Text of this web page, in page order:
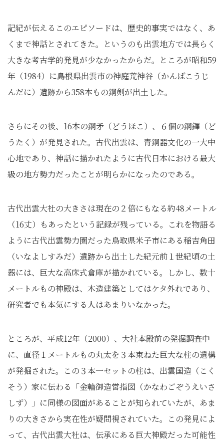
記紀が伝えるこのエピソードは、歴史的事実ではなく、あ
くまで神話とされてきた。というのも出雲地方では長らく
大きな考古学的発見が少なかったからだ。ところが昭和59
年（1984）に島根県出雲市の神庭荒神谷（かんばこうじ
んだに）遺跡から358本もの銅剣が出土した。
さらにその後、16本の銅矛（どうほこ）、６個の銅鐸（ど
うたく）が発見された。古代出雲は、青銅器文化の一大中
心地であり、神話に描かれたように古代日本における最大
級の地方勢力だったことが明らかになったのである。
古代出雲大社の大きさは現在の２倍にもなる約48メートル
（16丈）もあったという記録が残っている。これを物語る
ように古代出雲勢力圏だった鳥取県米子市にある稲吉角田
（いなよしすみだ）遺跡から出土した紀元前１世紀頃の土
器には、巨大な高床式倉庫が描かれている。しかし、数十
メートルもの神殿は、木造建築としてはケタ外れであり、
研究者でも本気にする人はあまりいなかった。
ところが、平成12年（2000）、大社本殿前の発掘調査中
に、直径１メートルもの丸太を３本束ねた巨大な柱の遺構
が発掘された。この３本一セットの柱は、出雲国造（こく
そう）家に伝わる「金輪御造営指図（かなわごぞうえいさ
しず）」に同様の図面があることが知られていたが、あま
りの大きさから実在性が疑問視されていた。この発見によ
って、古代出雲大社は、伝承にある巨大神殿だった可能性